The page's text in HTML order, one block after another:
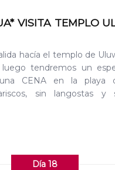
VISITA TEMPLO
hacía el templo de
tendremos un
CENA en la playa
sin langostas y
Día 18